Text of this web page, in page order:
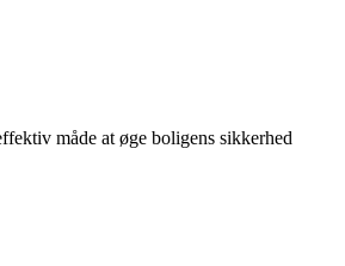
måde at øge boligens sikkerhed